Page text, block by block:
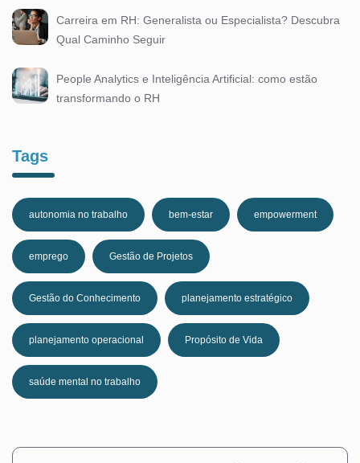
Carreira em RH: Generalista ou Especialista? Descubra
Qual Caminho Seguir
People Analytics e Inteligência Artificial: como estão
transformando o RH
Tags
autonomia no trabalho bem-estar empowerment
emprego Gestão de Projetos
Gestão do Conhecimento planejamento estratégico
planejamento operacional Propósito de Vida
saúde mental no trabalho